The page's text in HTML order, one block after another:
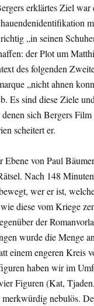
erklärtes Ziel war
„in seinen
der Plot um
des folgenden
„nicht ahnen
Es sind diese Ziele
sich Bergers Film
scheitert er.
von Paul
Nach 148
wer er ist,
diese vom Kriege
der
wurde die Menge
einem engeren Kreis
haben wir im
Figuren (Kat,
nebulös.